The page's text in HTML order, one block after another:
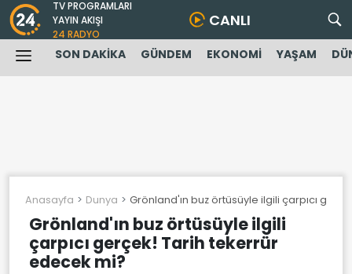
TV PROGRAMLARI
YAYIN AKIŞI
24 RADYO
CANLI
SON DAKİKA GÜNDEM EKONOMİ YAŞAM
Anasayfa Dunya Grönland'ın buz örtüsüyle ilgili çarpıcı
Grönland'ın buz örtüsüyle ilgili
çarpıcı gerçek! Tarih tekerrür
edecek mi?